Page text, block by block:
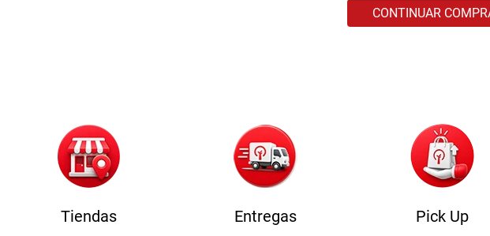
CONTINUAR
Tiendas Entregas Pick Up
armario lux